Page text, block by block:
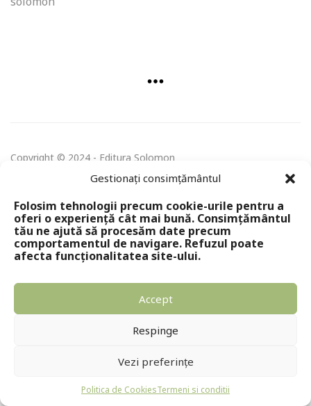
Gestionați consimțământul
Folosim tehnologii precum cookie-urile pentru a
oferi o experiență cât mai bună. Consimțământul
tău ne ajută să procesăm date precum
comportamentul de navigare. Refuzul poate
afecta funcționalitatea site-ului.
Accept
Respinge
Vezi preferințe
Politica de CookiesTermeni si conditii
Copyright © 2024 - Editura Solomon